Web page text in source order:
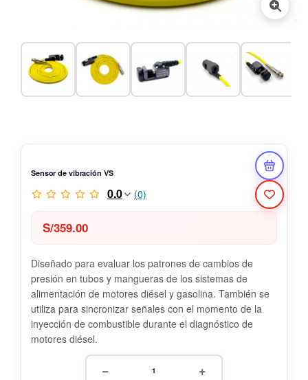
Sensor de vibración VS
0.0 (0)
S/359.00
Diseñado para evaluar los patrones de cambios de
presión en tubos y mangueras de los sistemas de
alimentación de motores diésel y gasolina. También se
utiliza para sincronizar señales con el momento de la
inyección de combustible durante el diagnóstico de
motores diésel.
− +